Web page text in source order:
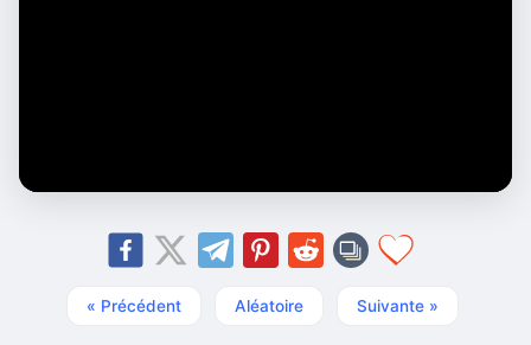
« Précédent Aléatoire Suivante »